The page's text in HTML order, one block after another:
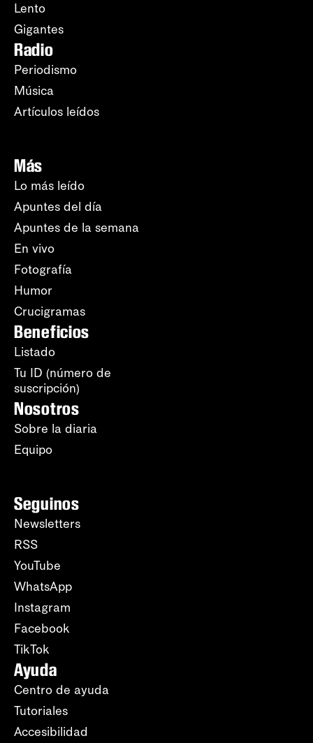
Lento
Gigantes
Radio
Periodismo
Música
Artículos leídos
Más
Lo más leído
Apuntes del día
Apuntes de la semana
En vivo
Fotografía
Humor
Crucigramas
Beneficios
Listado
Tu ID (número de
suscripción)
Nosotros
Sobre la diaria
Equipo
Seguinos
Newsletters
RSS
YouTube
WhatsApp
Instagram
Facebook
TikTok
Ayuda
Centro de ayuda
Tutoriales
Accesibilidad